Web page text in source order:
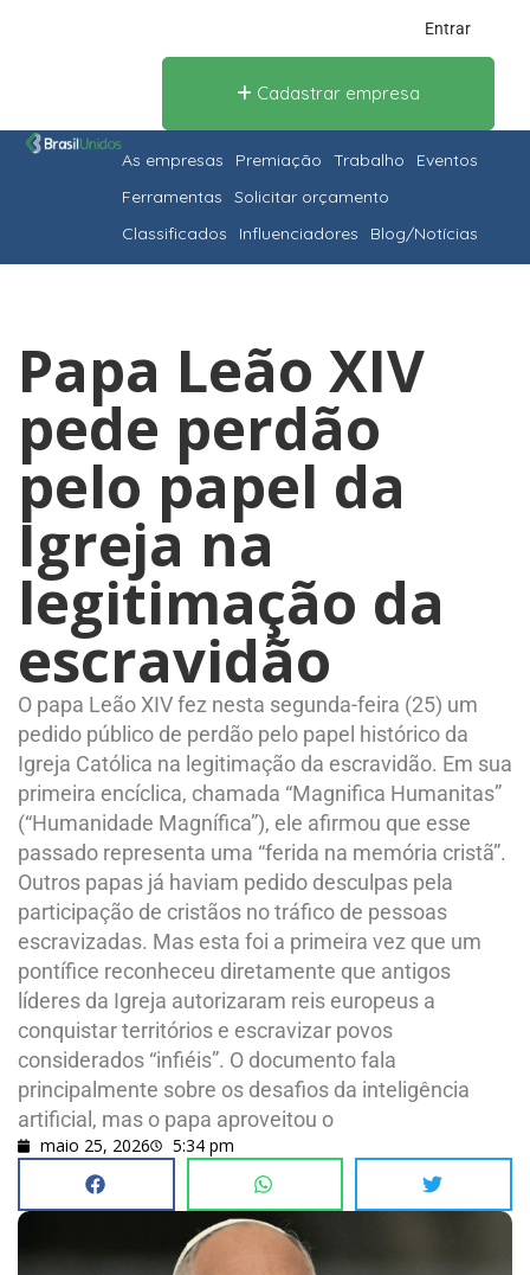
Entrar
Cadastrar empresa
As empresas Premiação Trabalho
Eventos
Ferramentas
Solicitar orçamento
Classificados
Influenciadores Blog/Notícias
Papa Leão XIV
pede perdão
pelo papel da
Igreja na
legitimação da
escravidão
O papa Leão XIV fez nesta segunda-feira (25) um
pedido público de perdão pelo papel histórico da
Igreja Católica na legitimação da escravidão. Em sua
primeira encíclica, chamada “Magnifica Humanitas”
(“Humanidade Magnífica”), ele afirmou que esse
passado representa uma “ferida na memória cristã”.
Outros papas já haviam pedido desculpas pela
participação de cristãos no tráfico de pessoas
escravizadas. Mas esta foi a primeira vez que um
pontífice reconheceu diretamente que antigos
líderes da Igreja autorizaram reis europeus a
conquistar territórios e escravizar povos
considerados “infiéis”. O documento fala
principalmente sobre os desafios da inteligência
artificial, mas o papa aproveitou o
maio 25, 2026 5:34 pm